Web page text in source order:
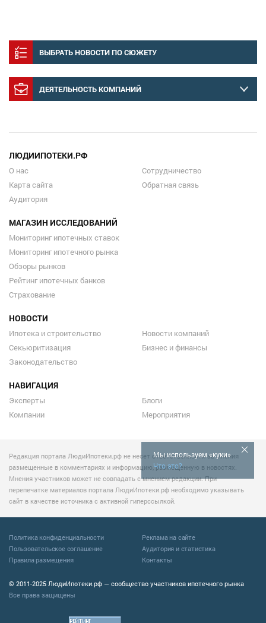
ВЫБРАТЬ НОВОСТИ ПО СЮЖЕТУ
ДЕЯТЕЛЬНОСТЬ КОМПАНИЙ
Мы используем «куки»
Что это?
ЛЮДИИПОТЕКИ.РФ
О нас
Карта сайта
Аудитория
Сотрудничество
Обратная связь
МАГАЗИН ИССЛЕДОВАНИЙ
Мониторинг ипотечных ставок
Мониторинг ипотечного рынка
Обзоры рынков
Рейтинг ипотечных банков
Страхование
НОВОСТИ
Ипотека и строительство
Секьюритизация
Законодательство
Новости компаний
Бизнес и финансы
НАВИГАЦИЯ
Эксперты
Компании
Блоги
Мероприятия
Редакция портала ЛюдиИпотеки.рф не несет ответственности за мнения
размещенные в комментариях и информацию, размещенную в новостях.
Мнения участников может не совпадать с мнением редакции. При
перепечатке материалов портала ЛюдиИпотеки.рф необходимо указывать
сайт в качестве источника с активной гиперссылкой.
© 2011-2025 ЛюдиИпотеки.рф — сообщество участников ипотечного рынка
Все права защищены
Политика конфиденциальности
Пользовательское соглашение
Правила размещения
Реклама на сайте
Аудитория и статистика
Контакты